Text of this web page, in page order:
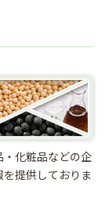
化粧品などの企
提供しておりま